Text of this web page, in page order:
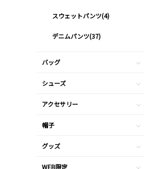
スウェットパンツ(4)
デニムパンツ(37)
バッグ
シューズ
アクセサリー
帽子
グッズ
WEB限定